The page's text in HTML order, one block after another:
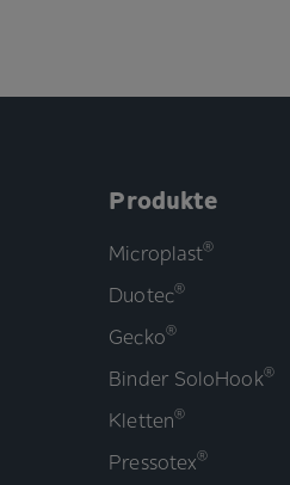
Produkte
Microplast®
Duotec®
Gecko®
Binder SoloHook®
Kletten®
Pressotex®